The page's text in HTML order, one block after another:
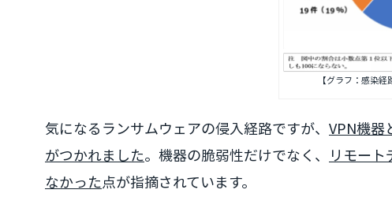
【グラフ：感染経
気になるランサムウェアの侵入経路ですが、 VPN機器
がつかれました。機器の脆弱性だけでなく、 リモー
なかった点が指摘されています。